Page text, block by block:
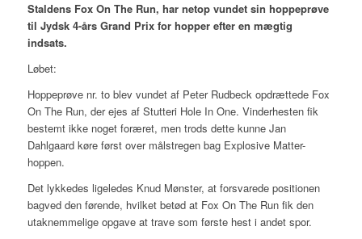
Staldens Fox On The Run, har netop vundet sin hoppeprøve
til Jydsk 4-års Grand Prix for hopper efter en mægtig
indsats.
Løbet:
Hoppeprøve nr. to blev vundet af Peter Rudbeck opdrættede Fox
On The Run, der ejes af Stutteri Hole In One. Vinderhesten fik
bestemt ikke noget foræret, men trods dette kunne Jan
Dahlgaard køre først over målstregen bag Explosive Matter-
hoppen.
Det lykkedes ligeledes Knud Mønster, at forsvarede positionen
bagved den førende, hvilket betød at Fox On The Run fik den
utaknemmelige opgave at trave som første hest i andet spor.